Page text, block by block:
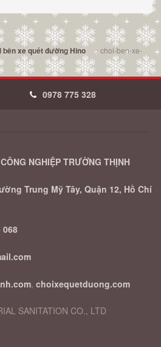
bên xe quét đường Hino
choi-ben-xe-
0978 775 328
NGHIỆP TRƯỜNG THỊNH
Trung Mỹ Tây, Quận 12, Hồ Chí
068
, choixequetduong.com
SANITATION CO., LTD